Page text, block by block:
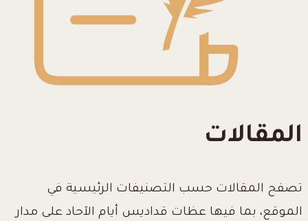
المقالات
تصفح المقالات حسب التصنيفات الرئيسية في
الموقع، بما فيها عظات قداديس أيام الآحاد على مدار